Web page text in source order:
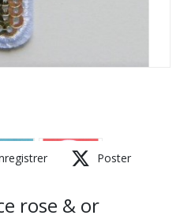
Poster
rose & or